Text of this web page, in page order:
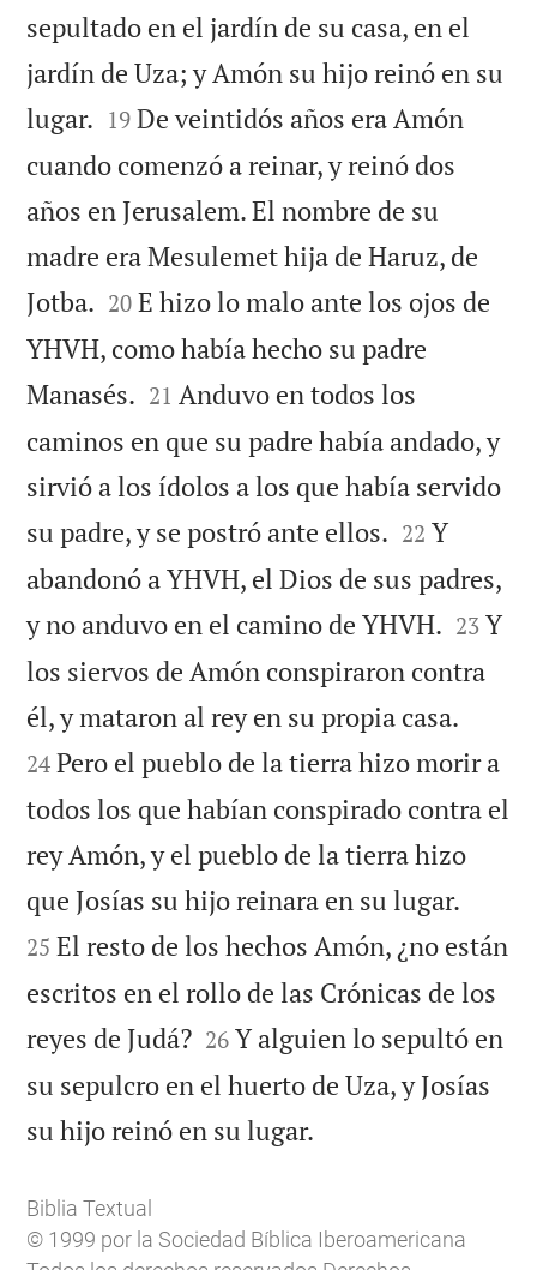
sepultado en el jardín de su casa, en el
jardín de Uza; y Amón su hijo reinó en su
lugar. 

19 De veintidós años era Amón
cuando comenzó a reinar, y reinó dos
años en Jerusalem. El nombre de su
madre era Mesulemet hija de Haruz, de
Jotba. 

20 E hizo lo malo ante los ojos de
YHVH, como había hecho su padre
Manasés. 

21 Anduvo en todos los
caminos en que su padre había andado, y
sirvió a los ídolos a los que había servido
su padre, y se postró ante ellos. 

22 Y
abandonó a YHVH, el Dios de sus padres,
y no anduvo en el camino de YHVH. 

23 Y
los siervos de Amón conspiraron contra
él, y mataron al rey en su propia casa.
24 Pero el pueblo de la tierra hizo morir a
todos los que habían conspirado contra el
rey Amón, y el pueblo de la tierra hizo
que Josías su hijo reinara en su lugar.
25 El resto de los hechos Amón, ¿no están
escritos en el rollo de las Crónicas de los
reyes de Judá?
26 Y alguien lo sepultó en
su sepulcro en el huerto de Uza, y Josías
su hijo reinó en su lugar.
Biblia Textual
© 1999 por la Sociedad Bíblica Iberoamericana